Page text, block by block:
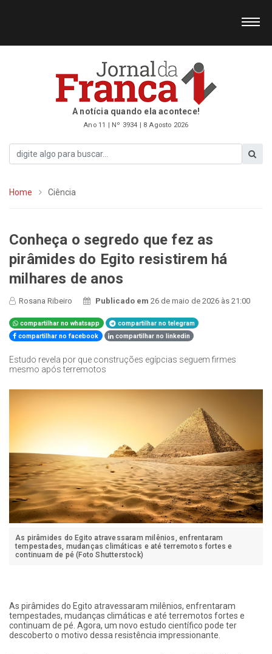
A notícia quando ela acontece!
Ano 11 | Nº 3934 | 8 Agosto 2026
Home Ciência
Conheça o segredo que fez as
pirâmides do Egito resistirem há
milhares de anos
Rosana Ribeiro Publicado em26 de maio de 2026 às 21:00
compartilhar no whatsapp
compartilhar no telegram
compartilhar no facebook
compartilhar no linkedin
Estudo revela por que construções egípcias seguem firmes
mesmo após terremotos
As pirâmides do Egito atravessaram milênios, enfrentaram
tempestades, mudanças climáticas e até terremotos fortes e
continuam de pé (Foto Shutterstock)
As pirâmides do Egito atravessaram milênios, enfrentaram
tempestades, mudanças climáticas e até terremotos fortes e
continuam de pé. Agora, um novo estudo científico pode ter
descoberto o motivo dessa resistência impressionante.